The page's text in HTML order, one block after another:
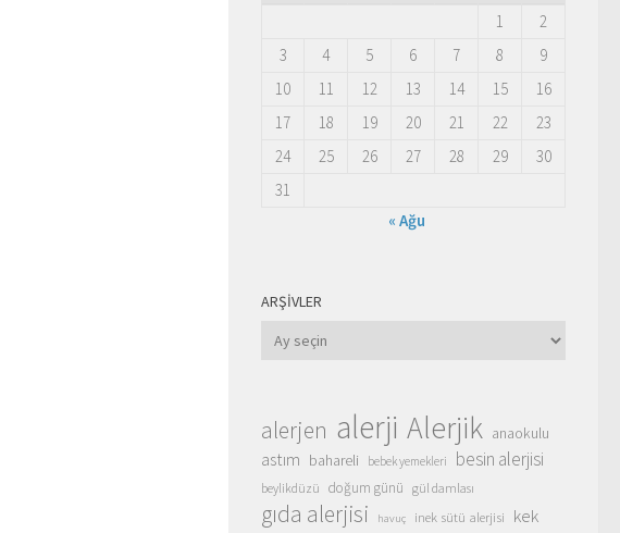
1
2
3
4 5 6 7 8
9
10
11 12 13 14 15
16
17
18 19 20 21 22
23
24
25 26 27 28 29
30
31
« Ağu
ARŞIVLER
Arşivler
alerjen alerji Alerjik anaokulu
astım bahareli bebek yemekleri besin alerjisi
beylikdüzü doğum günü gül damlası
gıda alerjisi havuç inek sütü alerjisi kek